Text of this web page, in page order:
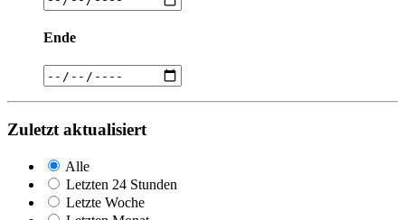
Ende
Zuletzt aktualisiert
Alle
Letzten 24 Stunden
Letzte Woche